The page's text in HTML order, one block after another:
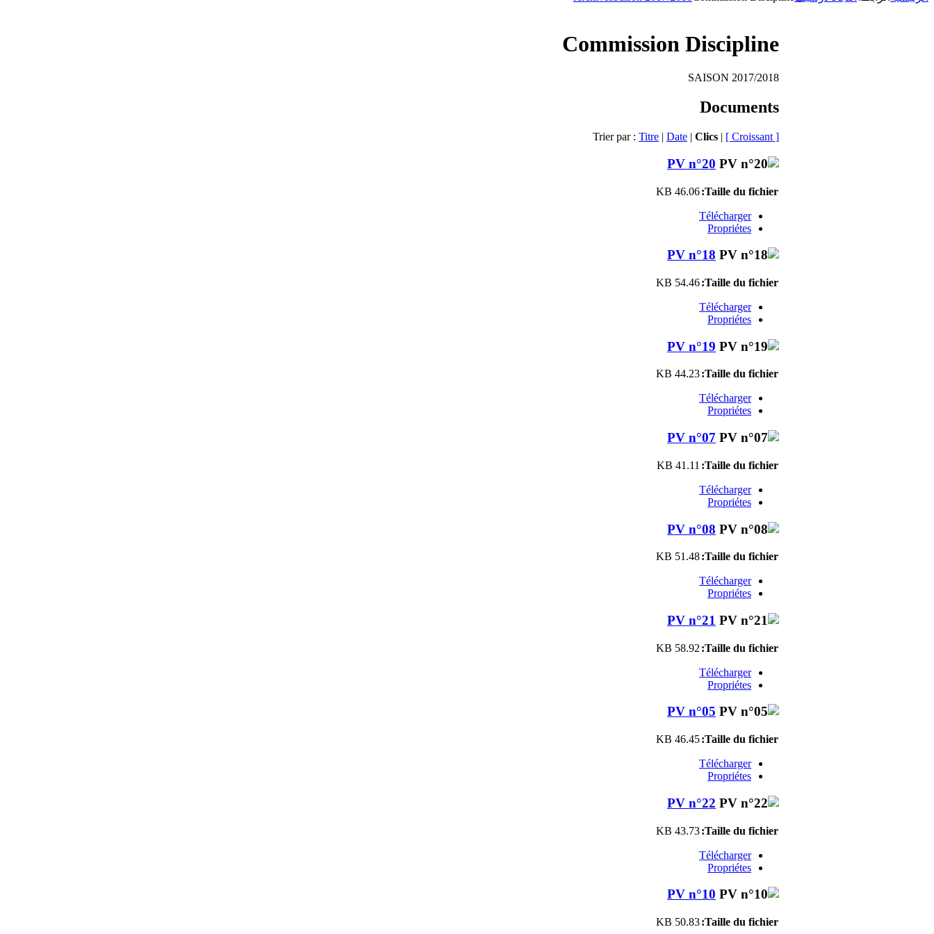
Commission Discipline
SAISON 2017/2018
Documents
Trier par : Titre | Date | Clics | [ Croissant ]
PV n°20
Taille du fichier:
46.06 KB
Télécharger
Propriétes
PV n°18
Taille du fichier:
54.46 KB
Télécharger
Propriétes
PV n°19
Taille du fichier:
44.23 KB
Télécharger
Propriétes
PV n°07
Taille du fichier:
41.11 KB
Télécharger
Propriétes
PV n°08
Taille du fichier:
51.48 KB
Télécharger
Propriétes
PV n°21
Taille du fichier:
58.92 KB
Télécharger
Propriétes
PV n°05
Taille du fichier:
46.45 KB
Télécharger
Propriétes
PV n°22
Taille du fichier:
43.73 KB
Télécharger
Propriétes
PV n°10
Taille du fichier:
50.83 KB